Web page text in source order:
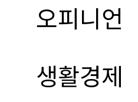
오피니언
생활경제